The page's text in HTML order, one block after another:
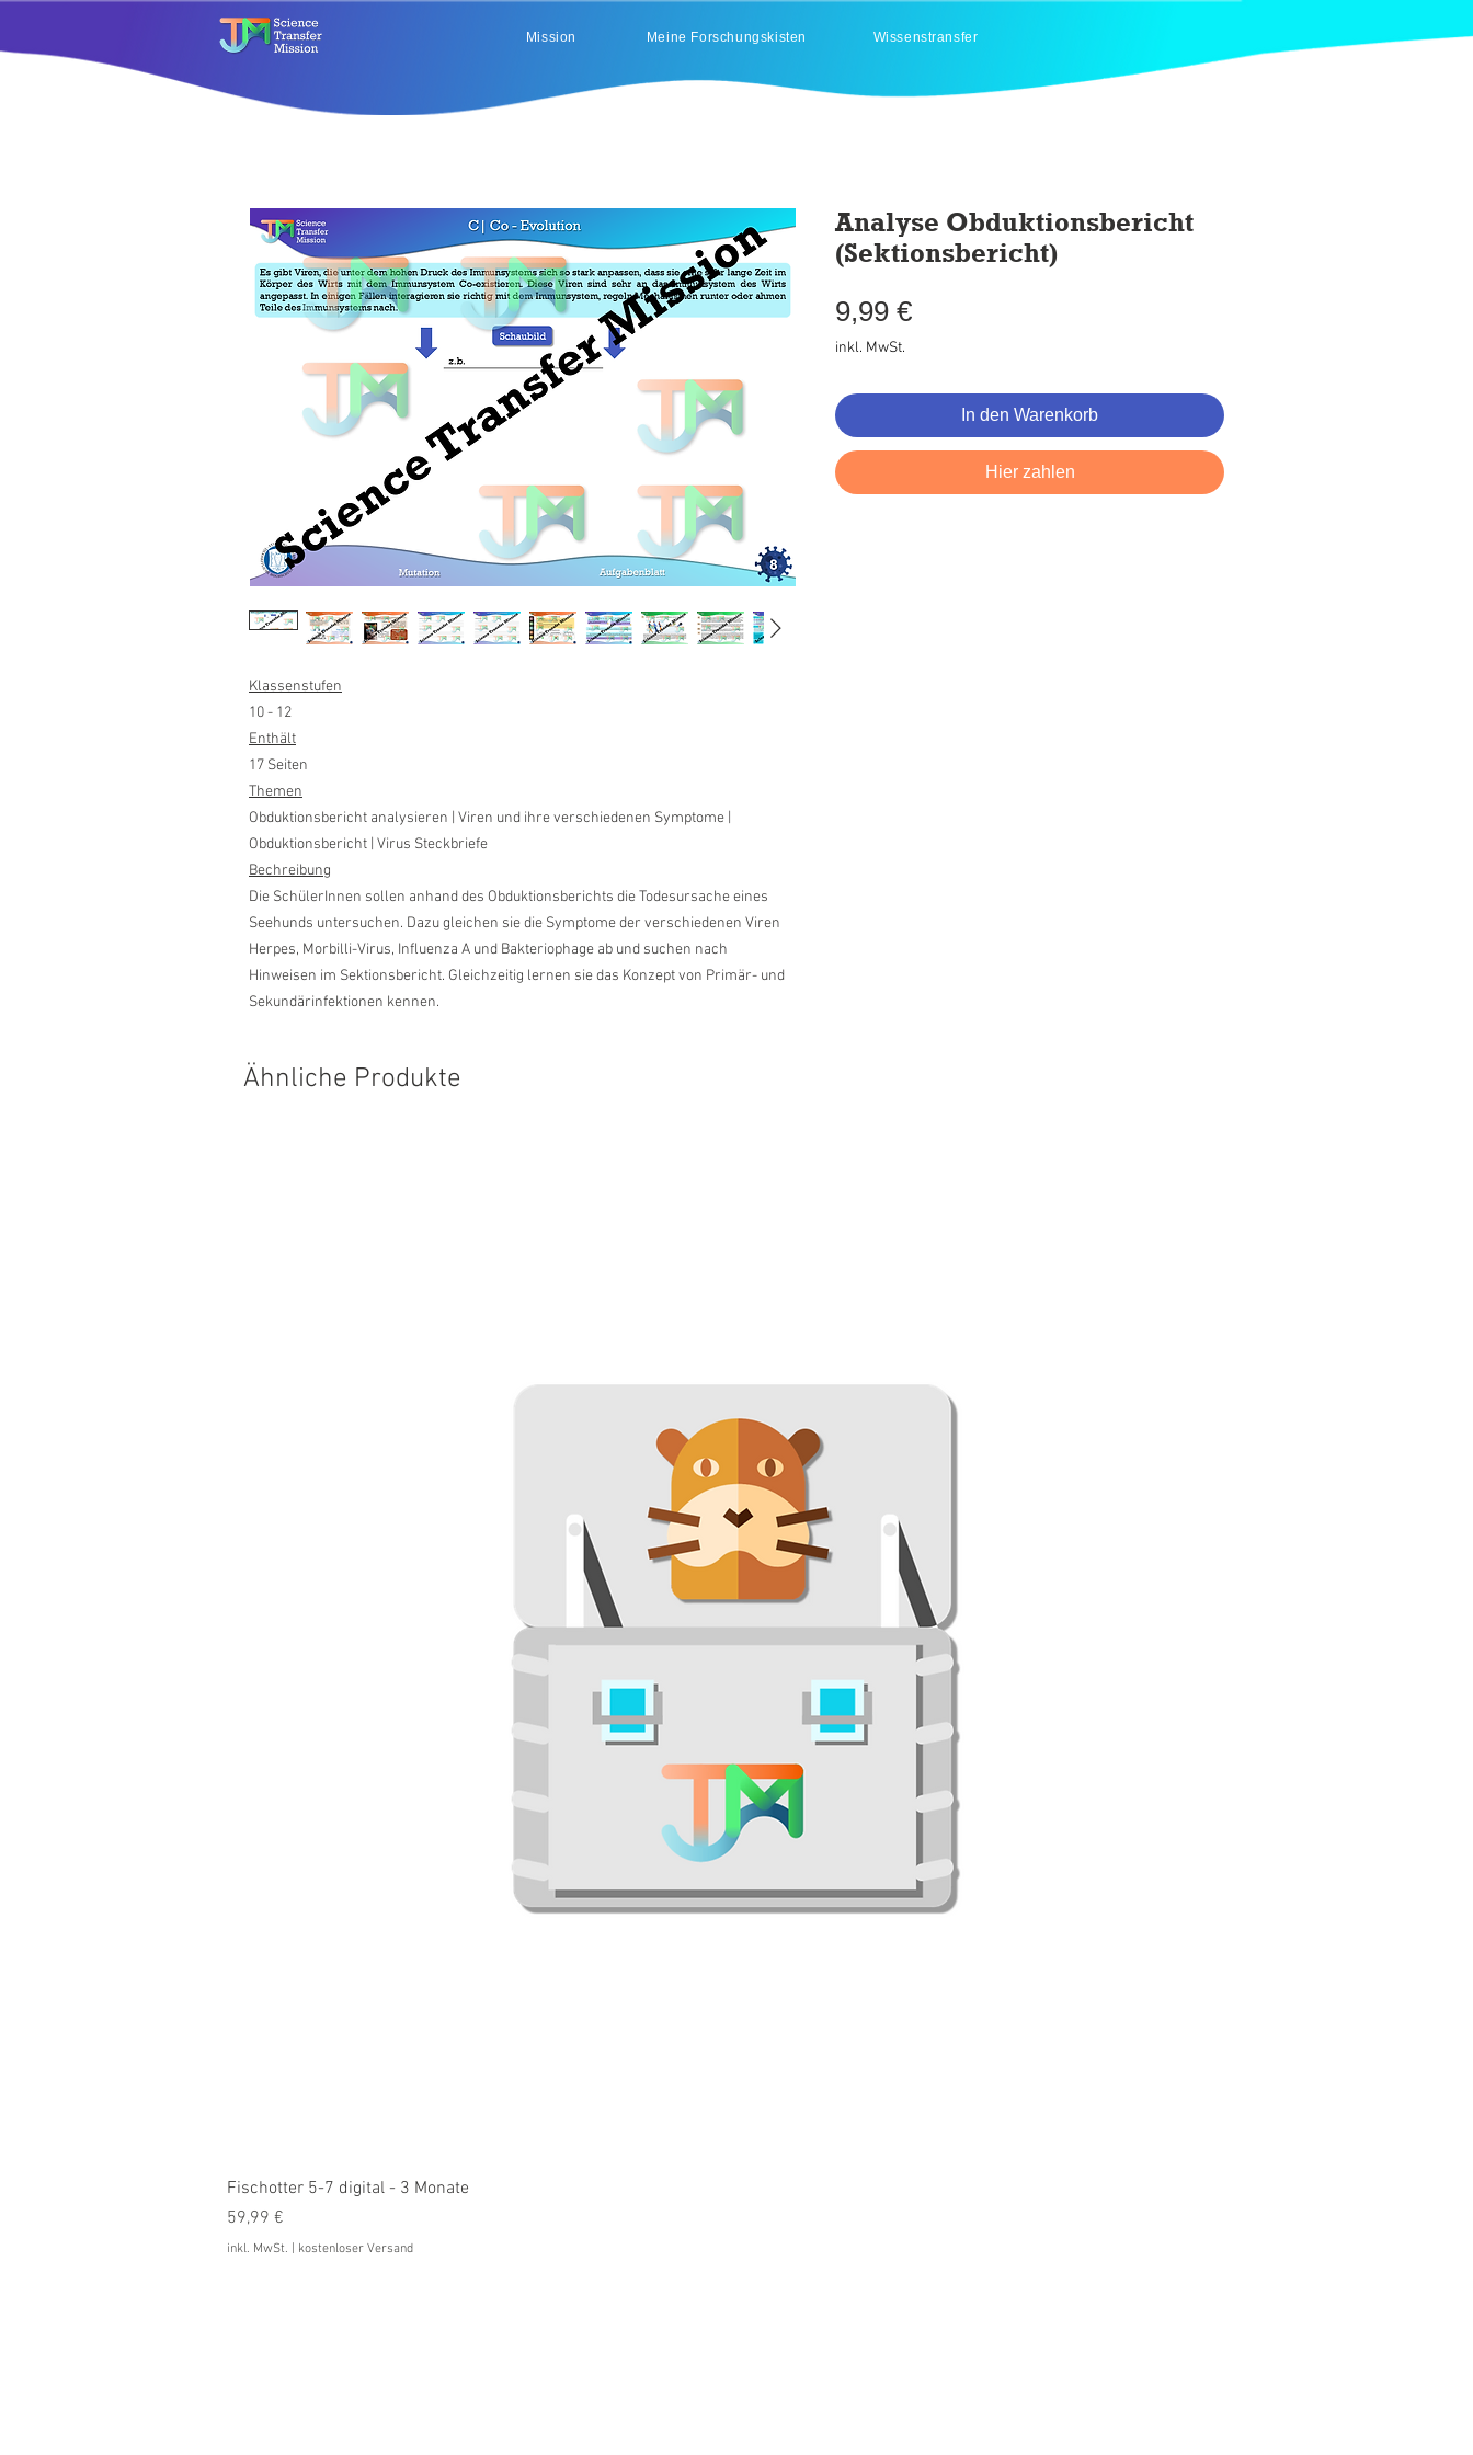
Mission Meine Forschungskisten Wissenstransfer
Klassenstufen
10 - 12
Enthält
17 Seiten
Themen
Obduktionsbericht analysieren | Viren und ihre verschiedenen Symptome |
Obduktionsbericht | Virus Steckbriefe
Bechreibung
Die SchülerInnen sollen anhand des Obduktionsberichts die Todesursache eines
Seehunds untersuchen. Dazu gleichen sie die Symptome der verschiedenen Viren
Herpes, Morbilli-Virus, Influenza A und Bakteriophage ab und suchen nach
Hinweisen im Sektionsbericht. Gleichzeitig lernen sie das Konzept von Primär- und
Sekundärinfektionen kennen.
Analyse Obduktionsbericht
(Sektionsbericht)
9,99 €Preis
inkl. MwSt.
In den Warenkorb
Hier zahlen
Ähnliche Produkte
Fischotter 5-7 digital - 3 Monate
Preis
59,99 €
inkl. MwSt. kostenloser Versand